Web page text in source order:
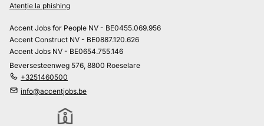
Atenție la phishing
Accent Jobs for People NV - BE0455.069.956
Accent Construct NV - BE0887.120.626
Accent Jobs NV - BE0654.755.146
Beversesteenweg 576, 8800 Roeselare
+3251460500
info@accentjobs.be